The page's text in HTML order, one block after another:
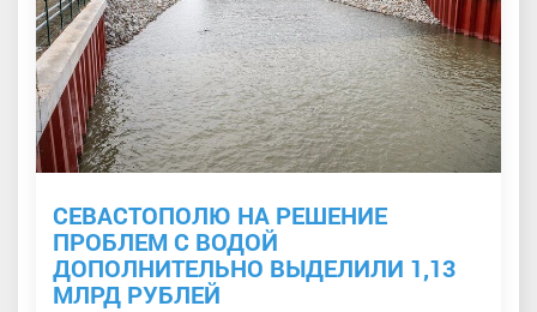
СЕВАСТОПОЛЮ НА РЕШЕНИЕ
ПРОБЛЕМ С ВОДОЙ
ДОПОЛНИТЕЛЬНО ВЫДЕЛИЛИ 1,13
МЛРД РУБЛЕЙ